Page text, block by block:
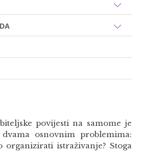
povijesti na samome je
osnovnim problemima:
organizirati istraživanje? Stoga